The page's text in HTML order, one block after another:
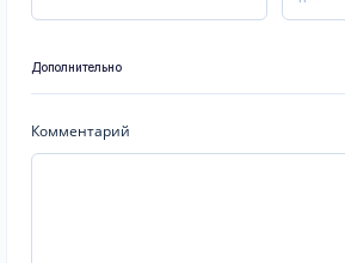
Дополнительно
Комментарий